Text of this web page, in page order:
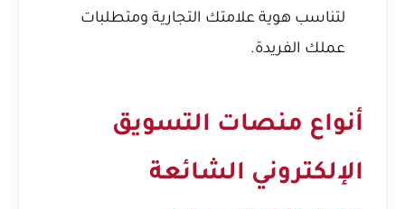
لتناسب هوية علامتك التجارية ومتطلبات
عملك الفريدة.
أنواع منصات التسويق
الإلكتروني الشائعة